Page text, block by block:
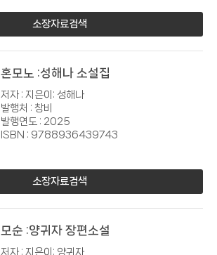
소장자료검색
혼모노 :성해나 소설집
저자 : 지은이: 성해나
발행처 : 창비
발행연도 : 2025
ISBN : 9788936439743
소장자료검색
모순 :양귀자 장편소설
저자 : 지은이: 양귀자